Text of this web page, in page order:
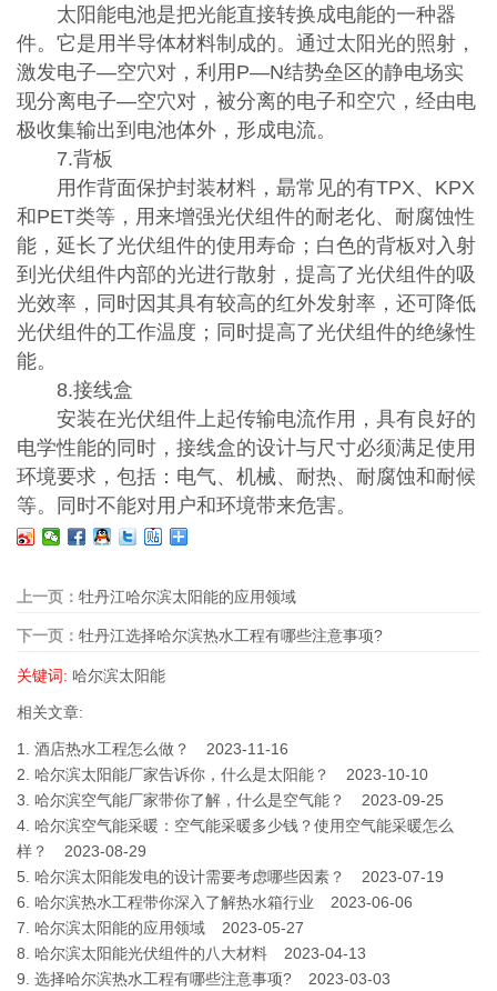
太阳能电池是把光能直接转换成电能的一种器
件。它是用半导体材料制成的。通过太阳光的照射，
激发电子—空穴对，利用P—N结势垒区的静电场实
现分离电子—空穴对，被分离的电子和空穴，经由电
极收集输出到电池体外，形成电流。
7.背板
用作背面保护封装材料，朂常见的有TPX、KPX
和PET类等，用来增强光伏组件的耐老化、耐腐蚀性
能，延长了光伏组件的使用寿命；白色的背板对入射
到光伏组件内部的光进行散射，提高了光伏组件的吸
光效率，同时因其具有较高的红外发射率，还可降低
光伏组件的工作温度；同时提高了光伏组件的绝缘性
能。
8.接线盒
安装在光伏组件上起传输电流作用，具有良好的
电学性能的同时，接线盒的设计与尺寸必须满足使用
环境要求，包括：电气、机械、耐热、耐腐蚀和耐候
等。同时不能对用户和环境带来危害。
上一页： 牡丹江哈尔滨太阳能的应用领域
下一页： 牡丹江选择哈尔滨热水工程有哪些注意事项?
关键词: 哈尔滨太阳能
相关文章:
1. 酒店热水工程怎么做？
2023-11-16
2. 哈尔滨太阳能厂家告诉你，什么是太阳能？
2023-10-10
3. 哈尔滨空气能厂家带你了解，什么是空气能？
2023-09-25
4. 哈尔滨空气能采暖：空气能采暖多少钱？使用空气能采暖怎么
样？
2023-08-29
5. 哈尔滨太阳能发电的设计需要考虑哪些因素？
2023-07-19
6. 哈尔滨热水工程带你深入了解热水箱行业
2023-06-06
7. 哈尔滨太阳能的应用领域
2023-05-27
8. 哈尔滨太阳能光伏组件的八大材料
2023-04-13
9. 选择哈尔滨热水工程有哪些注意事项?
2023-03-03